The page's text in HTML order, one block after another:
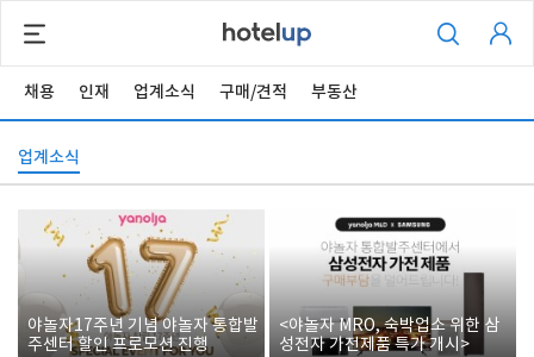
채용 인재 업계소식 구매/견적 부동산
업계소식
야놀자17주년 기념 야놀자 통합발
주센터 할인 프로모션 진행
<야놀자 MRO, 숙박업소 위한 삼
성전자 가전제품 특가 개시>